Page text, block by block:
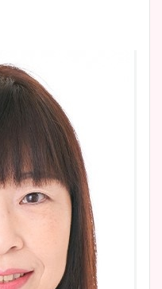
家彩香アナのかわいいカッ
画像まとめ！同期や実家に
wikiプロフも！
藤萌々アナのカップ画像や
ット衣装まとめ！美足の筋
肉も凄い！